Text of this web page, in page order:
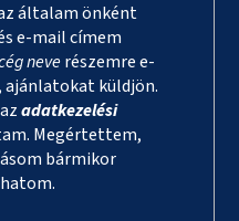
általam önként
e-mail címem
neverészemre e-
küldjön.
adatkezelési
Megértettem,
bármikor